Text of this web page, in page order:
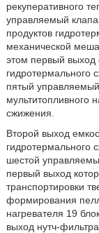
рекуперативного
управляемый
продуктов
механической
этом первый выход
гидротермального
пятый
мультитопливного
сжижения.
Второй выход
гидротермального
шестой
первый выход
транспортировки
формирования
нагревателя 19
выход нутч-